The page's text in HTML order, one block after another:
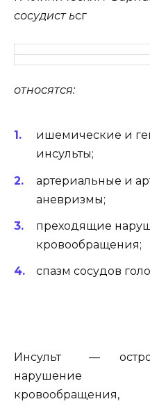
сосудист ьсг
относятся:
ишемические и
инсульты;
артериальные и
аневризмы;
преходящие
кровообращения;
спазм сосудов
Инсульт —
нарушение